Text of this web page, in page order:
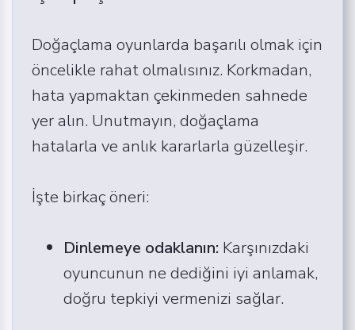
Doğaçlama oyunlarda başarılı olmak için
öncelikle rahat olmalısınız. Korkmadan,
hata yapmaktan çekinmeden sahnede
yer alın. Unutmayın, doğaçlama
hatalarla ve anlık kararlarla güzelleşir.
İşte birkaç öneri:
Dinlemeye odaklanın: Karşınızdaki
oyuncunun ne dediğini iyi anlamak,
doğru tepkiyi vermenizi sağlar.